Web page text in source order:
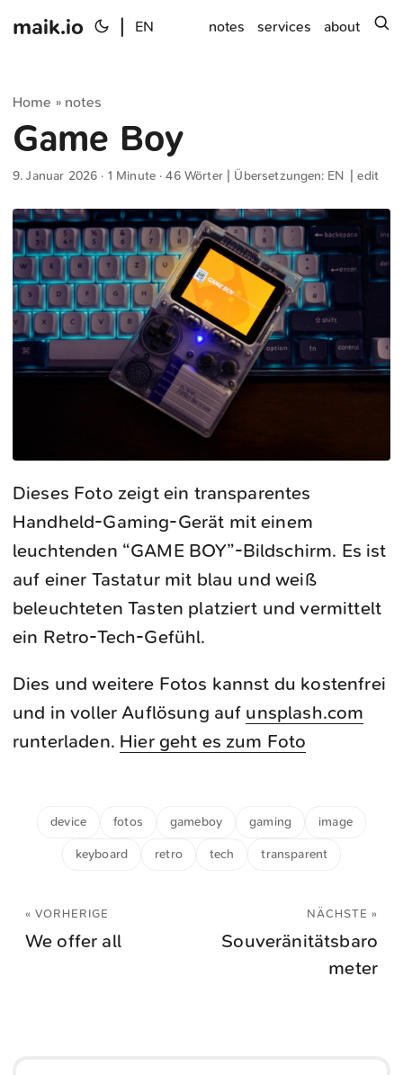
maik.io EN notes services about
Home » notes
Game Boy
9. Januar 2026 · 1 Minute · 46 Wörter | Übersetzungen: EN |edit
Dieses Foto zeigt ein transparentes
Handheld-Gaming-Gerät mit einem
leuchtenden “GAME BOY”-Bildschirm. Es ist
auf einer Tastatur mit blau und weiß
beleuchteten Tasten platziert und vermittelt
ein Retro-Tech-Gefühl.
Dies und weitere Fotos kannst du kostenfrei
und in voller Auflösung auf unsplash.com
runterladen. Hier geht es zum Foto
device fotos gameboy gaming image
keyboard retro tech transparent
« VORHERIGE
We offer all
NÄCHSTE »
Souveränitätsbaro
meter